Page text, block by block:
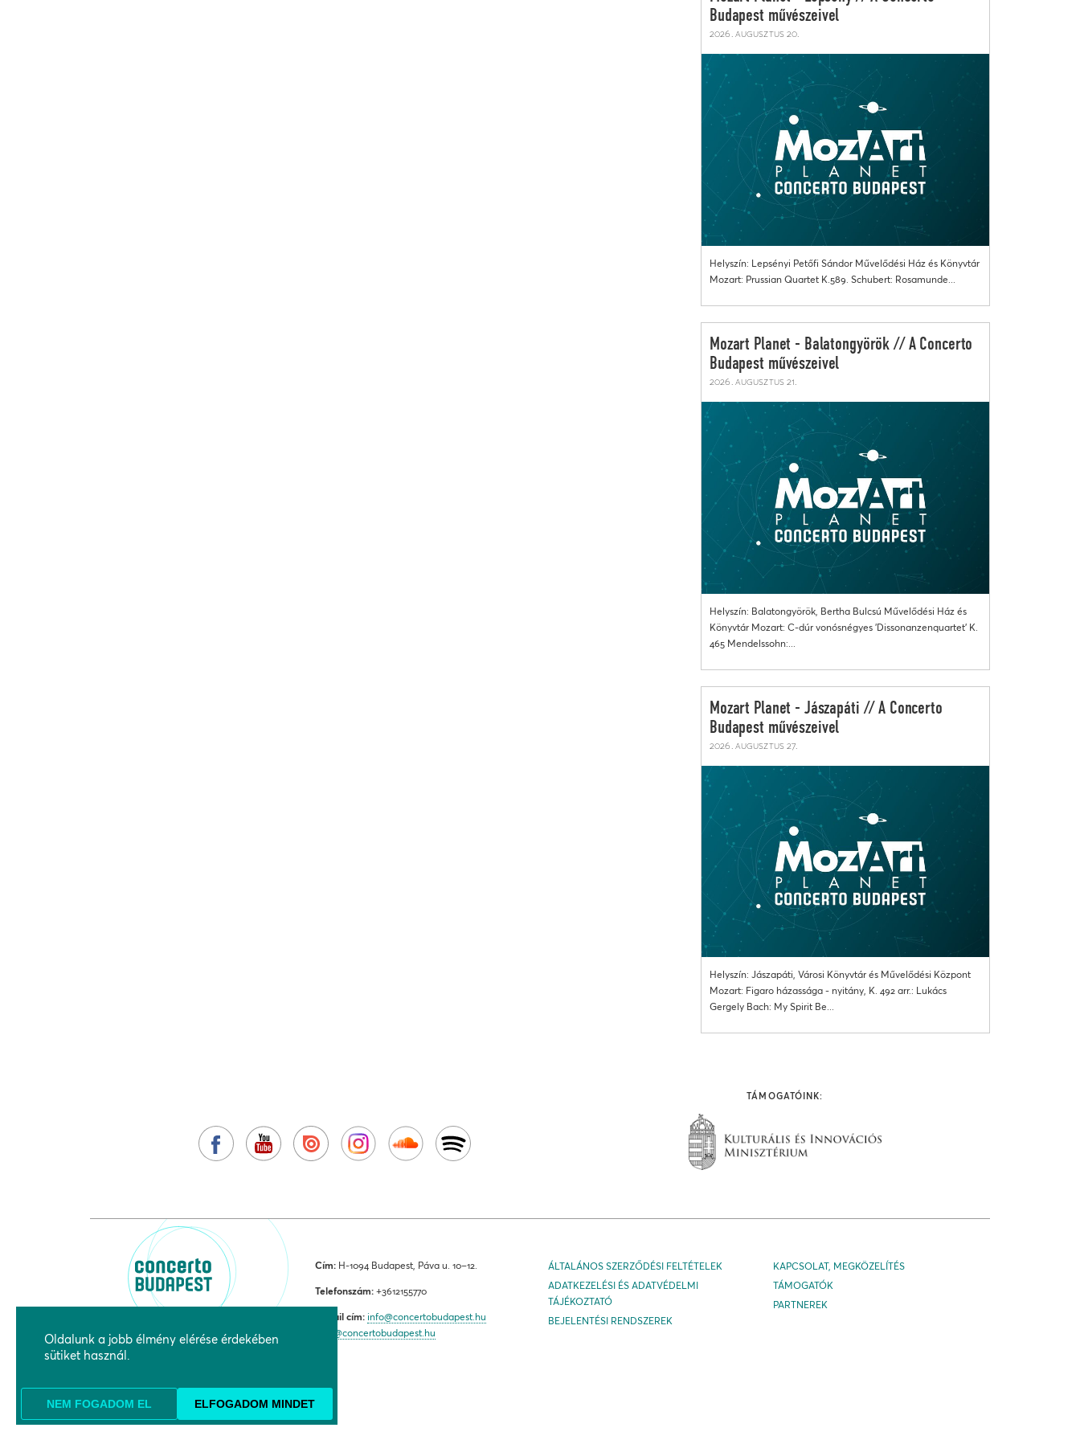
Budapest művészeivel
2026. augusztus 20.
Helyszín: Lepsényi Petőfi Sándor Művelődési Ház és Könyvtár
Mozart: Prussian Quartet K.589. Schubert: Rosamunde...
Mozart Planet - Balatongyörök // A Concerto
Budapest művészeivel
2026. augusztus 21.
Helyszín: Balatongyörök, Bertha Bulcsú Művelődési Ház és
Könyvtár Mozart: C-dúr vonósnégyes 'Dissonanzenquartet' K.
465 Mendelssohn:...
Mozart Planet - Jászapáti // A Concerto
Budapest művészeivel
2026. augusztus 27.
Helyszín: Jászapáti, Városi Könyvtár és Művelődési Központ
Mozart: Figaro házassága - nyitány, K. 492 arr.: Lukács
Gergely Bach: My Spirit Be...
TÁMOGATÓINK:
Cím: H-1094 Budapest, Páva u. 10–12.
Telefonszám: +3612155770
E-mail cím: info@concertobudapest.hu
jegy@concertobudapest.hu
ÁLTALÁNOS SZERZŐDÉSI FELTÉTELEK
ADATKEZELÉSI ÉS ADATVÉDELMI
TÁJÉKOZTATÓ
BEJELENTÉSI RENDSZEREK
KAPCSOLAT, MEGKÖZELÍTÉS
TÁMOGATÓK
PARTNEREK
Oldalunk a jobb élmény elérése érdekében
sütiket használ.
NEM FOGADOM EL ELFOGADOM MINDET